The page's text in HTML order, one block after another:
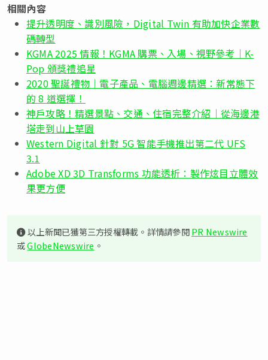
相關內容
提升透明度、識別風險，Digital Twin 有助加快企業數
碼轉型
KGMA 2025 情報！KGMA 購票、入場、視野參考｜K-
Pop 頒獎禮追星
2020 聖誕禮物｜電子產品、電腦週邊精選：新常態下
的 8 道選擇！
神戶攻略！精選景點、交通、住宿完整介紹｜從海邊港
塔走到山上草園
Western Digital 針對 5G 智能手機推出第二代 UFS
3.1
Adobe XD 3D Transforms 功能透析：製作炫目立體效
果更方便
以上新聞已獲第三方授權轉載。詳情請參閱PR Newswire
或GlobeNewswire 。